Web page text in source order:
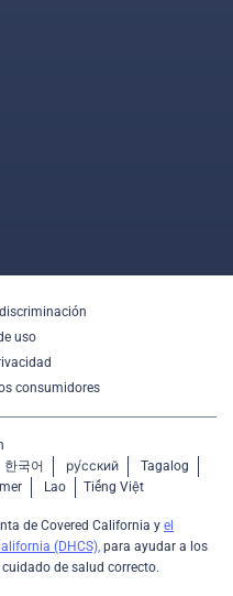
uso
consumidores
한국어 ру́сский
Tagalog
Lao Tiếng Việt
de Covered California y el
(DHCS), para ayudar a los
de salud correcto.